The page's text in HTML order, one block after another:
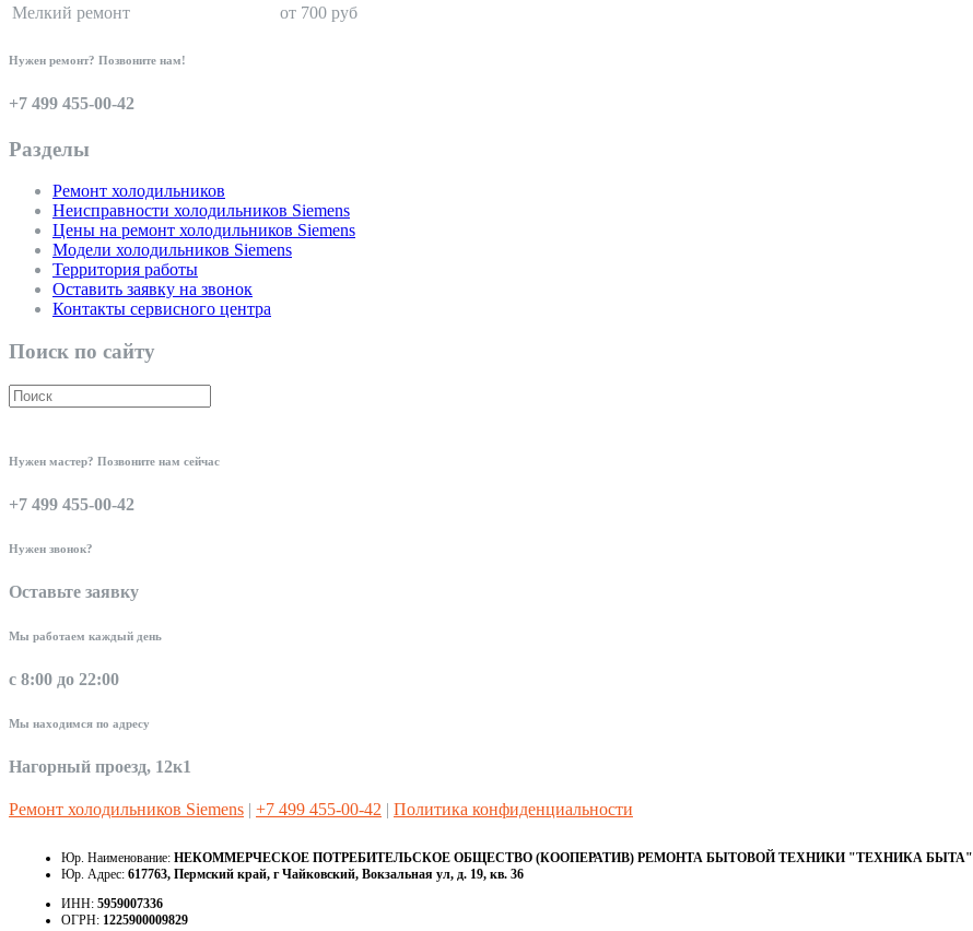
Мелкий ремонт
от 700 руб
Нужен ремонт? Позвоните нам!
+7 499 455-00-42
Разделы
Ремонт холодильников
Неисправности холодильников Siemens
Цены на ремонт холодильников Siemens
Модели холодильников Siemens
Территория работы
Оставить заявку на звонок
Контакты сервисного центра
Поиск по сайту
Нужен мастер? Позвоните нам сейчас
+7 499 455-00-42
Нужен звонок?
Оставьте заявку
Мы работаем каждый день
с 8:00 до 22:00
Мы находимся по адресу
Нагорный проезд, 12к1
Ремонт холодильников Siemens | +7 499 455-00-42 | Политика конфиденциальности
Юр. Наименование: НЕКОММЕРЧЕСКОЕ ПОТРЕБИТЕЛЬСКОЕ ОБЩЕСТВО (КООПЕРАТИВ) РЕМОНТА БЫТОВОЙ ТЕХНИКИ "ТЕХНИКА БЫТА"
Юр. Адрес: 617763, Пермский край, г Чайковский, Вокзальная ул, д. 19, кв. 36
ИНН: 5959007336
ОГРН: 1225900009829